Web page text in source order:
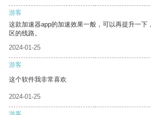
游客
这款加速器app的加速效果一般，可以再提升一下
区的线路。
2024-01-25
游客
这个软件我非常喜欢
2024-01-25